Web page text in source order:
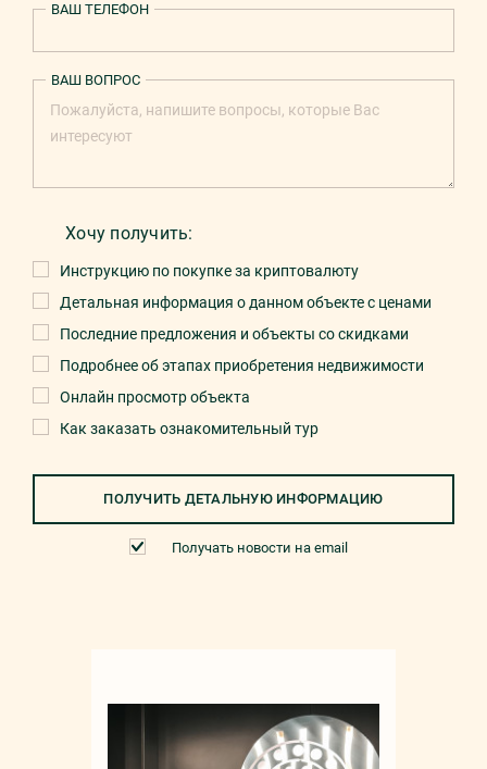
ВАШ ТЕЛЕФОН
Хочу получить:
Инструкцию по покупке за криптовалюту
Детальная информация о данном объекте с ценами
Последние предложения и объекты со скидками
Подробнее об этапах приобретения недвижимости
Онлайн просмотр объекта
Как заказать ознакомительный тур
ВАШ ВОПРОС
ПОЛУЧИТЬ ДЕТАЛЬНУЮ ИНФОРМАЦИЮ
Получать новости на email